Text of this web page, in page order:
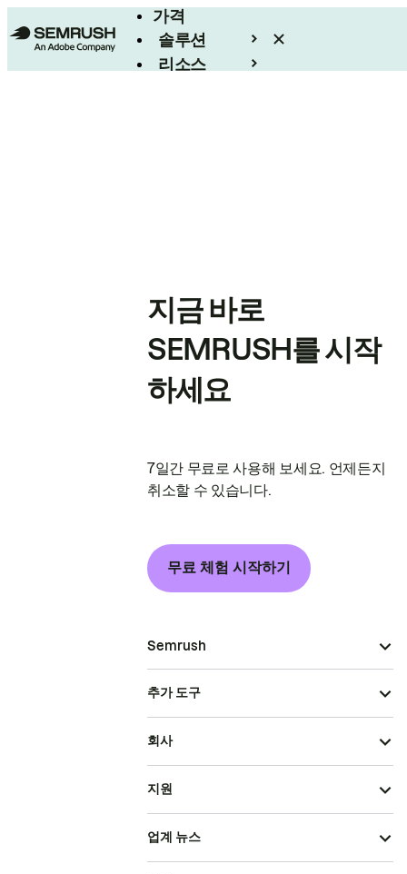
가격
솔루션
리소스
지금 바로
SEMRUSH를 시작
하세요
7일간 무료로 사용해 보세요. 언제든지
취소할 수 있습니다.
무료 체험 시작하기
Semrush
추가 도구
회사
지원
업계 뉴스